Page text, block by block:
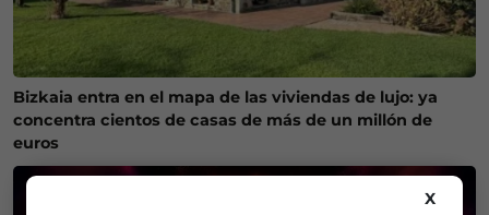
Bizkaia entra en el mapa de las viviendas de lujo: ya
concentra cientos de casas de más de un millón de
euros
X